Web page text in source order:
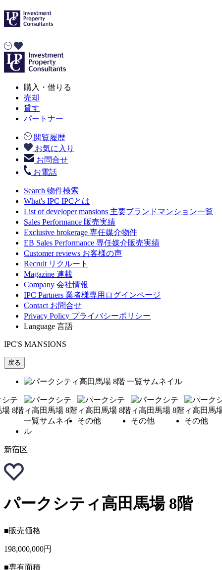
購入・借りる
売却
貸す
パートナー
閲覧履歴
お気に入り
お問合せ
お電話
Search 物件検索
What's IPC IPCとは
List of developer mansions 主要ブランドマンション一覧
Sales Performance 販売実績
Exclusive brokerage 専任媒介物件
EB Sales Performance 専任媒介販売実績
Customer reviews お客様の声
Recruit リクルート
Magazine 連載
Company 会社情報
IPC Partners 業者様専用ログインページ
Contact お問合せ
Privacy Policy プライバシーポリシー
Language 言語
IPC'S MANSIONS
戻る
新宿区
パークシティ高田馬場 8階
■販売価格
198,000,000円
■専有面積